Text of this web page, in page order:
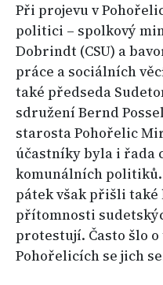
Při projevu v
politici – spolkový
Dobrindt (CSU) a
práce a sociálních
také předseda
sdružení Bernd
starosta Pohořelic
účastníky byla i řada
komunálních politiků.
pátek však přišli
přítomnosti
protestují. Často šlo o
Pohořelicích se jich